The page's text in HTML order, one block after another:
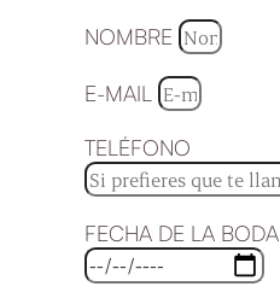
NOMBRE
E-MAIL
TELÉFONO
FECHA DE LA BODA